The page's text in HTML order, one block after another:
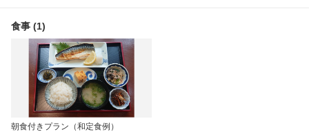
食事 (1)
朝食付きプラン（和定食例）